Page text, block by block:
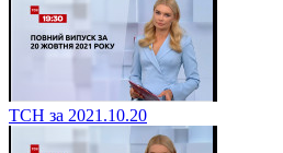
ТСН за 2021.10.20